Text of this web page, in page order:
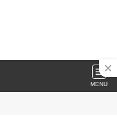
MENU